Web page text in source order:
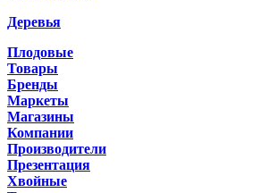
Деревья
Плодовые
Товары
Бренды
Маркеты
Магазины
Компании
Производители
Презентация
Хвойные